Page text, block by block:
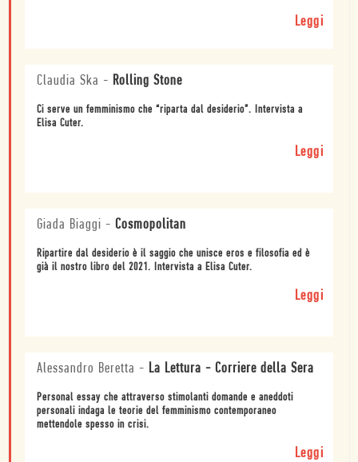
Leggi
Claudia Ska - Rolling Stone
Ci serve un femminismo che “riparta dal desiderio”. Intervista a
Elisa Cuter.
Leggi
Giada Biaggi - Cosmopolitan
Ripartire dal desiderio è il saggio che unisce eros e filosofia ed è
già il nostro libro del 2021. Intervista a Elisa Cuter.
Leggi
Alessandro Beretta - La Lettura - Corriere della Sera
Personal essay che attraverso stimolanti domande e aneddoti
personali indaga le teorie del femminismo contemporaneo
mettendole spesso in crisi.
Leggi